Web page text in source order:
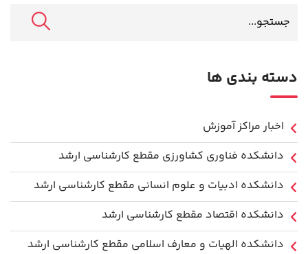
دسته بندی ها
اخبار مراکز آموزش
دانشكده فناوري كشاورزی مقطع کارشناسی ارشد
دانشکده ادبیات و علوم انسانی مقطع کارشناسی ارشد
دانشکده اقتصاد مقطع کارشناسی ارشد
دانشکده الهیات و معارف اسلامی مقطع کارشناسی ارشد